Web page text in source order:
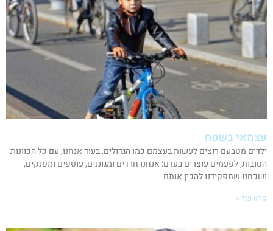
עצמאי בשטח
ילדים מטבעם רוצים לעשות בעצמם כמו הגדולים, בעוד אנחנו, עם כל הכוונות
הטובות, לפעמים עוצרים בעדם: אנחנו חרדים ומגוננים, עוטפים ומפנקים,
ושכחנו שתפקידנו להכין אותם
קרא עוד »